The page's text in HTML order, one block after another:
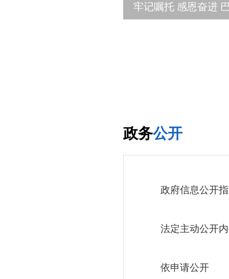
牢记嘱托 感恩奋进
政务公开
政府信息公开
法定主动公开
依申请公开